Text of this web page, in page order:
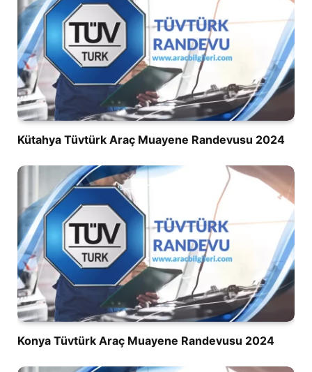
Kütahya Tüvtürk Araç Muayene Randevusu 2024
Konya Tüvtürk Araç Muayene Randevusu 2024